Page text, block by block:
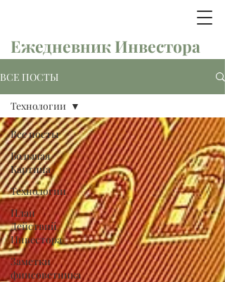
Ежедневник Инвестора
ВСЕ ПОСТЫ
Все посты
Большая
Картина
Технологии
План
Действий
Инвестора
Заметки
финсоветника
Технологии